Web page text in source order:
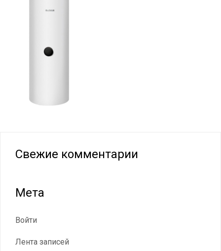
Свежие комментарии
Мета
Войти
Лента записей